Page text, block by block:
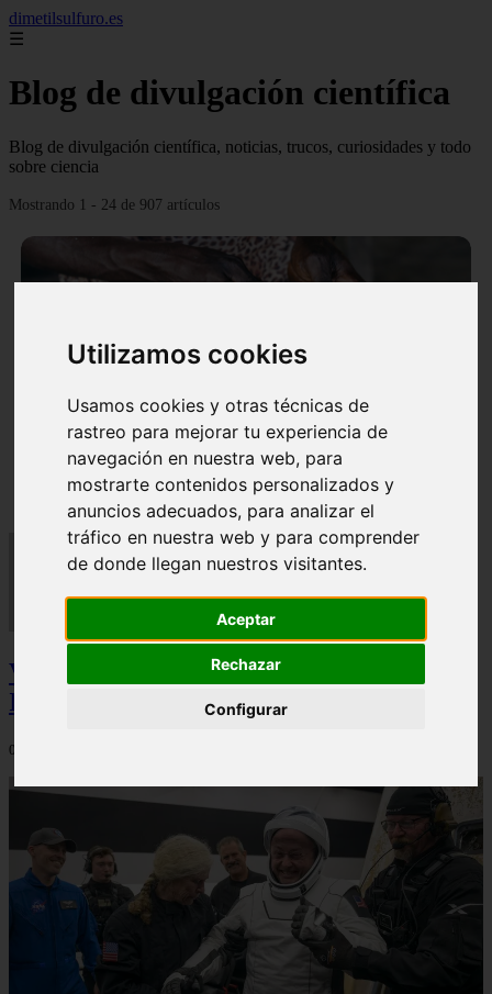
Utilizamos cookies
Usamos cookies y otras técnicas de
rastreo para mejorar tu experiencia de
navegación en nuestra web, para
mostrarte contenidos personalizados y
anuncios adecuados, para analizar el
tráfico en nuestra web y para comprender
de donde llegan nuestros visitantes.
Aceptar
Rechazar
Configurar
dimetilsulfuro.es
☰
Blog de divulgación científica
Blog de divulgación científica, noticias, trucos, curiosidades y todo
sobre ciencia
Mostrando 1 - 24 de 907 artículos
En África harán lo que parecía imposible: Utilizarán
moléculas de agua para cocinar sus alimentos
Video Advertencias desde la cúspide de la
IA: Hinton y el posible colapso social
06/03/2026